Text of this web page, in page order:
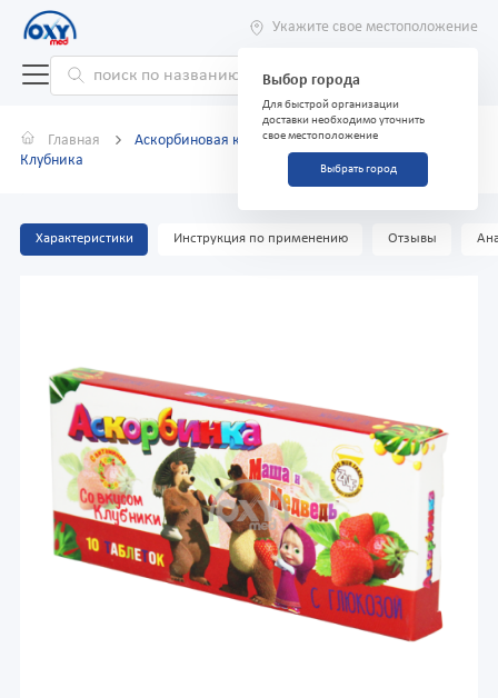
Укажите свое местоположение
Выбор города
Для быстрой организации
доставки необходимо уточнить
свое местоположение
Выбрать город
Главная
Аскорбиновая кислота с глюкозой 1 г №10 таблетки
Клубника
Характеристики Инструкция по применению Отзывы